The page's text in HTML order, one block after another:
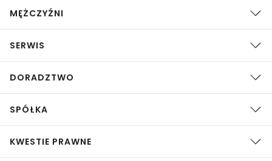
MĘŻCZYŹNI
SERWIS
DORADZTWO
SPÓŁKA
KWESTIE PRAWNE